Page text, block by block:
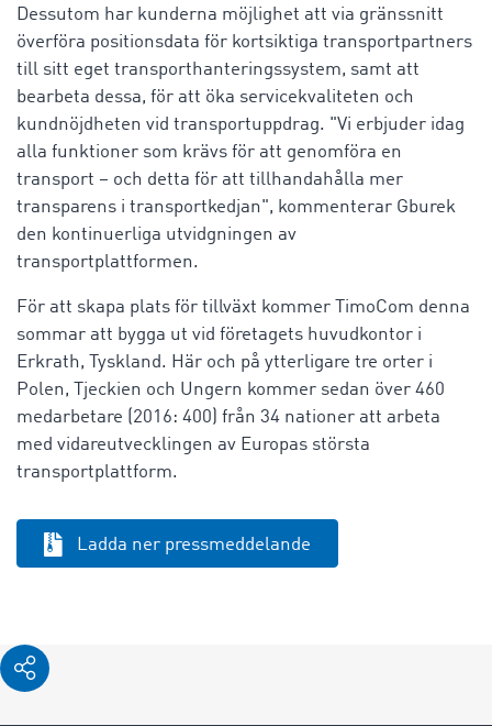
Dessutom har kunderna möjlighet att via gränssnitt
överföra positionsdata för kortsiktiga transportpartners
till sitt eget transporthanteringssystem, samt att
bearbeta dessa, för att öka servicekvaliteten och
kundnöjdheten vid transportuppdrag. "Vi erbjuder idag
alla funktioner som krävs för att genomföra en
transport – och detta för att tillhandahålla mer
transparens i transportkedjan", kommenterar Gburek
den kontinuerliga utvidgningen av
transportplattformen.
För att skapa plats för tillväxt kommer TimoCom denna
sommar att bygga ut vid företagets huvudkontor i
Erkrath, Tyskland. Här och på ytterligare tre orter i
Polen, Tjeckien och Ungern kommer sedan över 460
medarbetare (2016: 400) från 34 nationer att arbeta
med vidareutvecklingen av Europas största
transportplattform.
Ladda ner pressmeddelande